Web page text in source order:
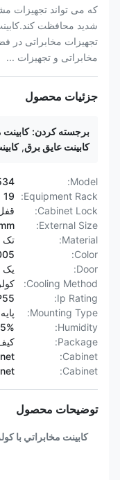
که می تواند تجهیزات
شدید محافظت
تجهیزات مخابراتی در
مخابراتی و تجهیزات ...
جزئیات محصول
برجسته کردن: کابینت
کابینت عایق برق,
Model:
Equipment Rack:
19 اینچ ریک، 34U
Cabinet Lock:
External Size:
Material:
تک
Color:
Door:
یک
Cooling Method:
Ip Rating:
Mounting Type:
Humidity:
5% ~ 95%
Package:
Cabinet:
Cabinet:
توضیحات محصول
کابينت مخابراتي با کولر 2000 وات و فن19 کابينت راک رنگ